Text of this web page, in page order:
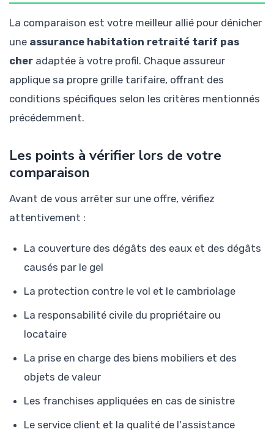
La comparaison est votre meilleur allié pour dénicher
une assurance habitation retraité tarif pas
cher adaptée à votre profil. Chaque assureur
applique sa propre grille tarifaire, offrant des
conditions spécifiques selon les critères mentionnés
précédemment.
Les points à vérifier lors de votre
comparaison
Avant de vous arrêter sur une offre, vérifiez
attentivement :
La couverture des dégâts des eaux et des dégâts
causés par le gel
La protection contre le vol et le cambriolage
La responsabilité civile du propriétaire ou
locataire
La prise en charge des biens mobiliers et des
objets de valeur
Les franchises appliquées en cas de sinistre
Le service client et la qualité de l'assistance